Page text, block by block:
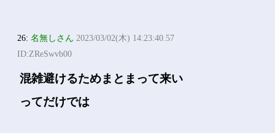
26:名無しさん 2023/03/02(木) 14:23:40.57
ID:ZReSwvb00
混雑避けるためまとまって来い
ってだけでは